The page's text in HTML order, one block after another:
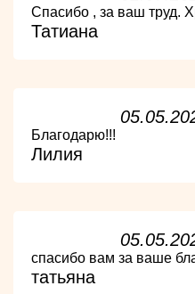
Спасибо , за ваш труд.
Татиана
Благодарю!!!
Лилия
спасибо вам за ваше
татьяна